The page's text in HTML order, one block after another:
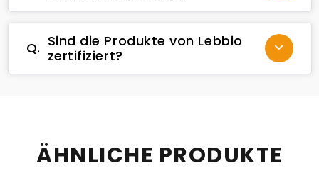
Q. Sind die Produkte von Lebbio
zertifiziert?
ÄHNLICHE PRODUKTE